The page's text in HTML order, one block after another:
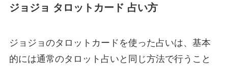
ジョジョ タロットカード 占い方
ジョジョのタロットカードを使った占いは、基本
的には通常のタロット占いと同じ方法で行うこと